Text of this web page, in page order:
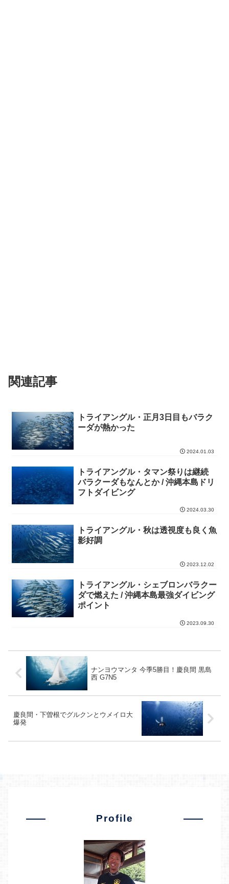
関連記事
トライアングル・正月3日目もバラク
ーダが熱かった
2024.01.03
トライアングル・タマン祭りは継続
バラクーダもなんとか / 沖縄本島ドリ
フトダイビング
2024.03.30
トライアングル・秋は透視度も良く魚
影好調
2023.12.02
トライアングル・シェブロンバラクー
ダで燃えた / 沖縄本島最強ダイビング
ポイント
2023.09.30
ナンヨウマンタ 今季5勝目！慶良間 黒島
西 G7N5
慶良間・下曽根でグルクンとウメイロ大
爆発
Profile